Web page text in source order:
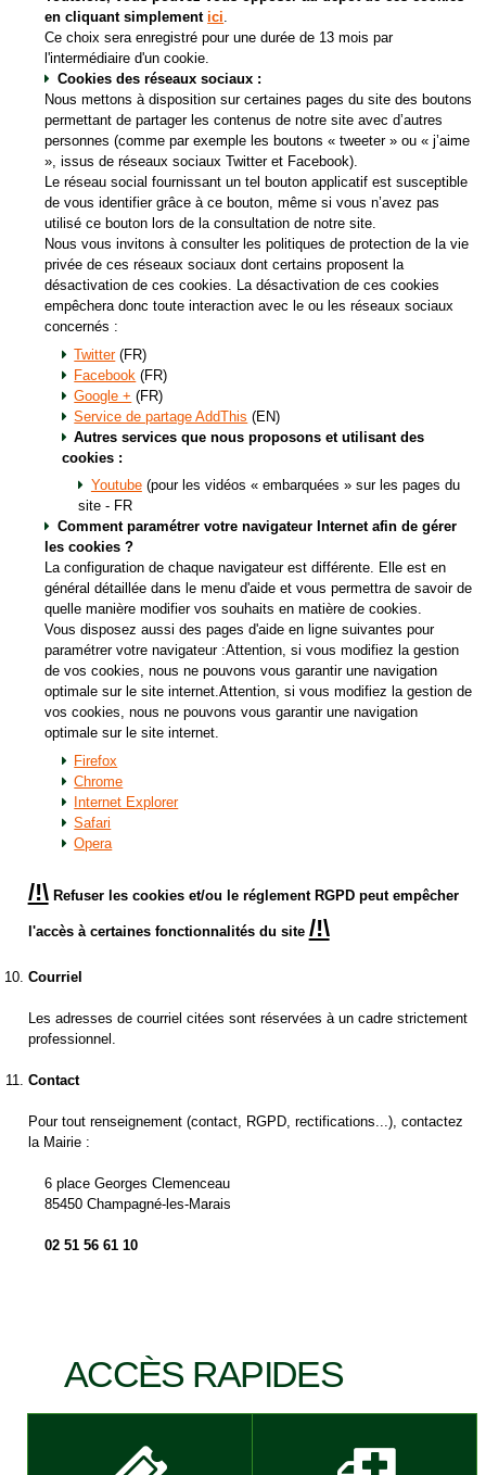
en cliquant simplementici.
Ce choix sera enregistré pour une durée de 13 mois par
l'intermédiaire d'un cookie.
Cookies des réseaux sociaux :
Nous mettons à disposition sur certaines pages du site des boutons
permettant de partager les contenus de notre site avec d’autres
personnes (comme par exemple les boutons « tweeter » ou « j’aime
», issus de réseaux sociaux Twitter et Facebook).
Le réseau social fournissant un tel bouton applicatif est susceptible
de vous identifier grâce à ce bouton, même si vous n’avez pas
utilisé ce bouton lors de la consultation de notre site.
Nous vous invitons à consulter les politiques de protection de la vie
privée de ces réseaux sociaux dont certains proposent la
désactivation de ces cookies. La désactivation de ces cookies
empêchera donc toute interaction avec le ou les réseaux sociaux
concernés :
Twitter(FR)
Facebook (FR)
Google + (FR)
Service de partage AddThis (EN)
Autres services que nous proposons et utilisant des
cookies :
Youtube(pour les vidéos « embarquées » sur les pages du
site - FR
Comment paramétrer votre navigateur Internet afin de gérer
les cookies ?
La configuration de chaque navigateur est différente. Elle est en
général détaillée dans le menu d'aide et vous permettra de savoir de
quelle manière modifier vos souhaits en matière de cookies.
Vous disposez aussi des pages d'aide en ligne suivantes pour
paramétrer votre navigateur :Attention, si vous modifiez la gestion
de vos cookies, nous ne pouvons vous garantir une navigation
optimale sur le site internet.Attention, si vous modifiez la gestion de
vos cookies, nous ne pouvons vous garantir une navigation
optimale sur le site internet.
Firefox
Chrome
Internet Explorer
Safari
Opera
/!\Refuser les cookies et/ou le réglement RGPD peut empêcher
l'accès à certaines fonctionnalités du site /!\
Courriel
Les adresses de courriel citées sont réservées à un cadre strictement
professionnel.
Contact
Pour tout renseignement (contact, RGPD, rectifications...), contactez
la Mairie :
6 place Georges Clemenceau
85450 Champagné-les-Marais
02 51 56 61 10
ACCÈS RAPIDES